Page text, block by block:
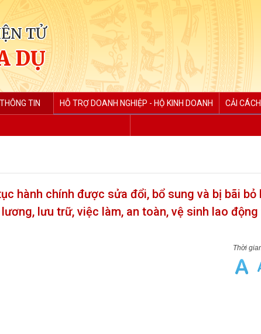
TỬ
DỤ
TIN HỖ TRỢ DOANH NGHIỆP - HỘ KINH DOANH CẢI
hành chính được sửa đổi, bổ sung và bị bãi bỏ
lưu trữ, việc làm, an toàn, vệ sinh lao